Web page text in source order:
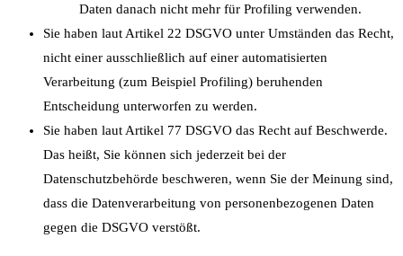
Daten danach nicht mehr für Profiling verwenden.
Sie haben laut Artikel 22 DSGVO unter Umständen das Recht,
nicht einer ausschließlich auf einer automatisierten
Verarbeitung (zum Beispiel Profiling) beruhenden
Entscheidung unterworfen zu werden.
Sie haben laut Artikel 77 DSGVO das Recht auf Beschwerde.
Das heißt, Sie können sich jederzeit bei der
Datenschutzbehörde beschweren, wenn Sie der Meinung sind,
dass die Datenverarbeitung von personenbezogenen Daten
gegen die DSGVO verstößt.